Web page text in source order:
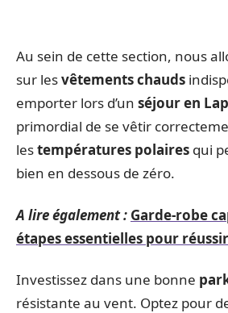
Au sein de cette section, nous
sur lesvêtements chauds
emporter lors d’un séjour en
primordial de se vêtir
lestempératures polaires qui
bien en dessous de zéro.
A lire également : Garde-robe
étapes essentielles pour réussir
Investissez dans une bonne
résistante au vent. Optez pour